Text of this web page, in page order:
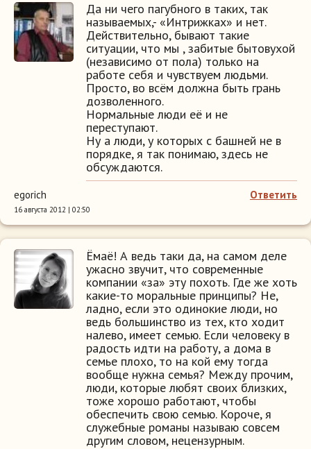
Да ни чего пагубного в таких, так
называемых,- «Интрижках» и нет.
Действительно, бывают такие
ситуации, что мы , забитые бытовухой
(независимо от пола) только на
работе себя и чувствуем людьми.
Просто, во всём должна быть грань
дозволенного.
Нормальные люди её и не
переступают.
Ну а люди, у которых с башней не в
порядке, я так понимаю, здесь не
обсуждаются.
Ответить
egorich
16 августа 2012 | 02:50
Ёмаё! А ведь таки да, на самом деле
ужасно звучит, что современные
компании «за» эту похоть. Где же хоть
какие-то моральные принципы? Не,
ладно, если это одинокие люди, но
ведь большинство из тех, кто ходит
налево, имеет семью. Если человеку в
радость идти на работу, а дома в
семье плохо, то на кой ему тогда
вообще нужна семья? Между прочим,
люди, которые любят своих близких,
тоже хорошо работают, чтобы
обеспечить свою семью. Короче, я
служебные романы называю совсем
другим словом, нецензурным.